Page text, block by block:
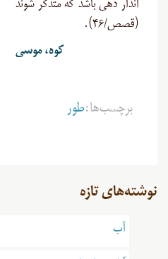
انذار دهی باشد که متذکّر شوند
(قصص/۴۶).
کوه، موسی
برچسب‌ها:طور
نوشته‌های تازه
آب